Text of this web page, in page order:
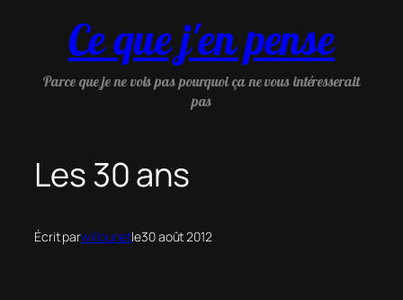
contenuCe que j'en pense
Parce que je ne vois pas pourquoi ça ne vous intéresserait
pas
Les 30 ans
Écrit parwillounetle30 août 2012